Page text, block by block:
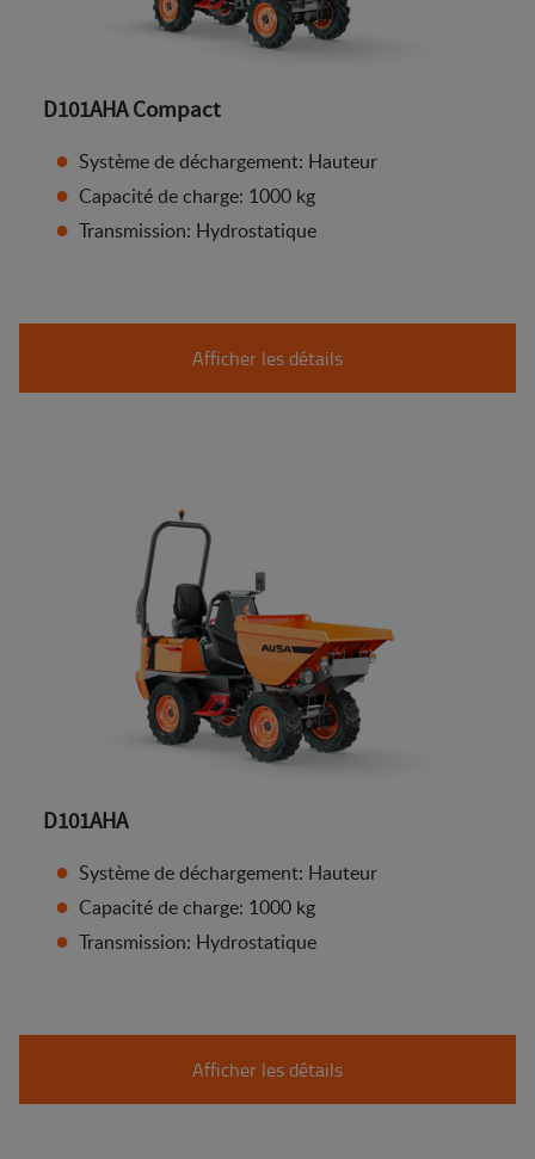
D101AHA Compact
Système de déchargement: Hauteur
Capacité de charge: 1000 kg
Transmission: Hydrostatique
Afficher les détails
D101AHA
Système de déchargement: Hauteur
Capacité de charge: 1000 kg
Transmission: Hydrostatique
Afficher les détails